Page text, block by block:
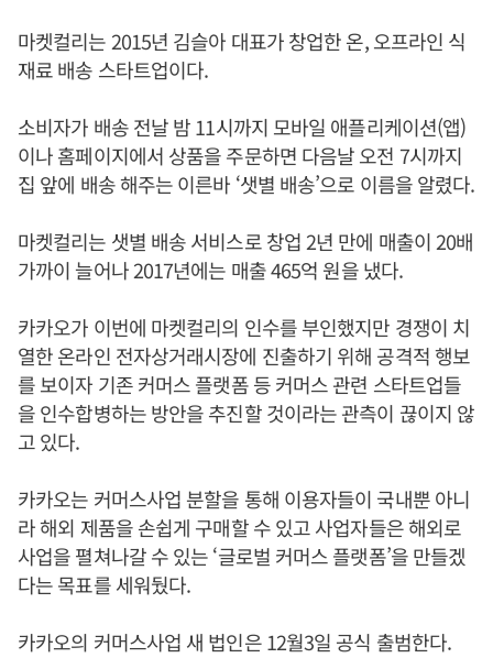
마켓컬리는 2015년 김슬아 대표가 창업한 온, 오프라인 식
재료 배송 스타트업이다.
소비자가 배송 전날 밤 11시까지 모바일 애플리케이션(앱)
이나 홈페이지에서 상품을 주문하면 다음날 오전 7시까지
집 앞에 배송 해주는 이른바 ‘샛별 배송’으로 이름을 알렸다.
마켓컬리는 샛별 배송 서비스로 창업 2년 만에 매출이 20배
가까이 늘어나 2017년에는 매출 465억 원을 냈다.
카카오가 이번에 마켓컬리의 인수를 부인했지만 경쟁이 치
열한 온라인 전자상거래시장에 진출하기 위해 공격적 행보
를 보이자 기존 커머스 플랫폼 등 커머스 관련 스타트업들
을 인수합병하는 방안을 추진할 것이라는 관측이 끊이지 않
고 있다.
카카오는 커머스사업 분할을 통해 이용자들이 국내뿐 아니
라 해외 제품을 손쉽게 구매할 수 있고 사업자들은 해외로
사업을 펼쳐나갈 수 있는 ‘글로벌 커머스 플랫폼’을 만들겠
다는 목표를 세워뒀다.
카카오의 커머스사업 새 법인은 12월3일 공식 출범한다.